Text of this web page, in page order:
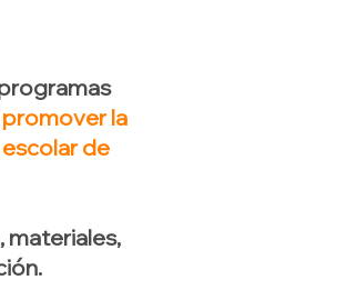
promover la
de
materiales,